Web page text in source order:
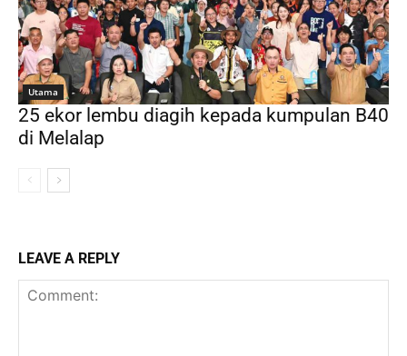
Utama
25 ekor lembu diagih kepada kumpulan B40
di Melalap
LEAVE A REPLY